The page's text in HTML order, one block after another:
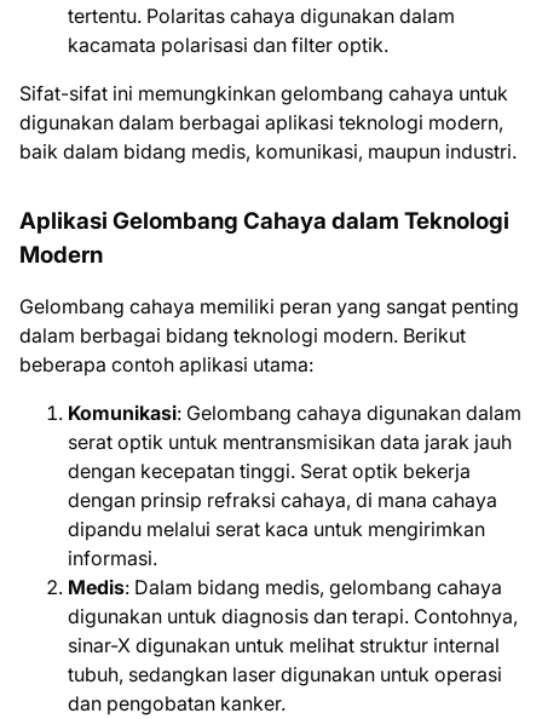
tertentu. Polaritas cahaya digunakan dalam
kacamata polarisasi dan filter optik.
Sifat-sifat ini memungkinkan gelombang cahaya untuk
digunakan dalam berbagai aplikasi teknologi modern,
baik dalam bidang medis, komunikasi, maupun industri.
Aplikasi Gelombang Cahaya dalam Teknologi
Modern
Gelombang cahaya memiliki peran yang sangat penting
dalam berbagai bidang teknologi modern. Berikut
beberapa contoh aplikasi utama:
Komunikasi: Gelombang cahaya digunakan dalam
serat optik untuk mentransmisikan data jarak jauh
dengan kecepatan tinggi. Serat optik bekerja
dengan prinsip refraksi cahaya, di mana cahaya
dipandu melalui serat kaca untuk mengirimkan
informasi.
Medis: Dalam bidang medis, gelombang cahaya
digunakan untuk diagnosis dan terapi. Contohnya,
sinar-X digunakan untuk melihat struktur internal
tubuh, sedangkan laser digunakan untuk operasi
dan pengobatan kanker.